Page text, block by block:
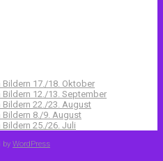
17./18. Oktober
12./13. September
22./23. August
Bildern 8./9. August
25./26. Juli
by WordPress